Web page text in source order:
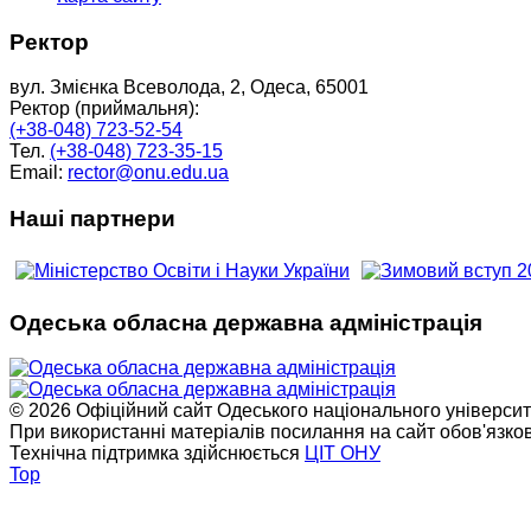
Ректор
вул. Змієнка Всеволода, 2, Одеса, 65001
Ректор (приймальня):
(+38-048) 723-52-54
Тел. (+38-048) 723-35-15
Email: rector@onu.edu.ua
Наші партнери
Одеська обласна державна адміністрація
© 2026 Офіційний сайт Одеського національного
При використанні матеріалів посилання на сайт
Технічна підтримка здійснюється ЦІТ ОНУ
Top